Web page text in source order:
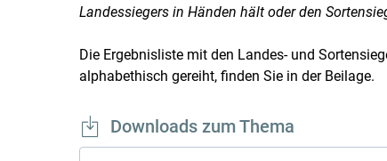
Landessiegers in Händen hält oder den
Die Ergebnisliste mit den Landes- und
alphabethisch gereiht, finden Sie in der Beilage.
Downloads zum Thema